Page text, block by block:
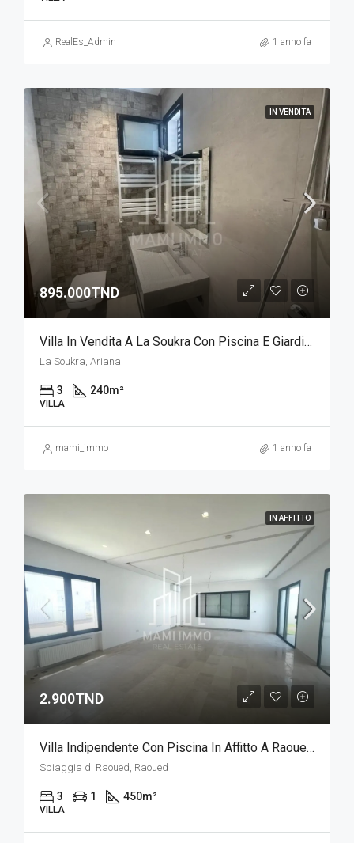
RealEs_Admin 1 anno fa
IN VENDITA
895.000TND
Villa In Vendita A La Soukra Con Piscina E Giardino
La Soukra, Ariana
3 240m²
VILLA
mami_immo 1 anno fa
IN AFFITTO
2.900TND
Villa Indipendente Con Piscina In Affitto A Raoued Beach - Progetto Baia Di Tunisi
Spiaggia di Raoued, Raoued
3 1 450m²
VILLA